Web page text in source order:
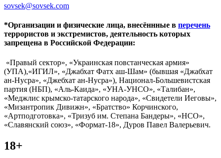
sovsek@sovsek.com
*Организации и физические лица, внесённные в перечень
террористов и экстремистов, деятельность которых
запрещена в Российской Федерации:
«Правый сектор», «Украинская повстанческая армия»
(УПА),«ИГИЛ», «Джабхат Фатх аш-Шам» (бывшая «Джабхат
ан-Нусра», «Джебхат ан-Нусра»), Национал-Большевистская
партия (НБП), «Аль-Каида», «УНА-УНСО», «Талибан»,
«Меджлис крымско-татарского народа», «Свидетели Иеговы»,
«Мизантропик Дивижн», «Братство» Корчинского,
«Артподготовка», «Тризуб им. Степана Бандеры», «НСО»,
«Славянский союз», «Формат-18», Дуров Павел Валерьевич.
18+